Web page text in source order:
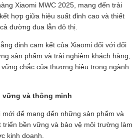
Xiaomi MWC 2025, mang đến trải
hợp giữa hiệu suất đỉnh cao và thiết
đường đua lẫn đô thị.
định cam kết của Xiaomi đối với đổi
sản phẩm và trải nghiệm khách hàng,
chắc của thương hiệu trong ngành
và thông minh
để mang đến những sản phẩm và
triển bền vững và bảo vệ môi trường làm
kinh doanh.